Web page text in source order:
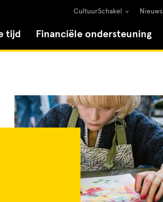
CultuurSchakel Nieuws
tijd Financiële ondersteuning